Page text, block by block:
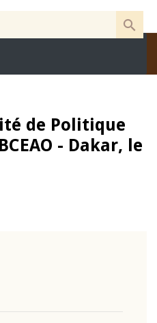
de Politique
- Dakar, le